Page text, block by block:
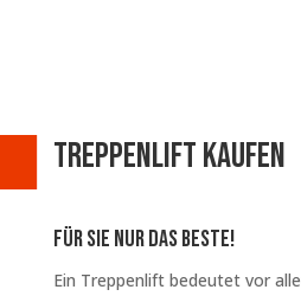
Treppenlift Kaufen
Für Sie nur das Beste!
Ein Treppenlift bedeutet vor